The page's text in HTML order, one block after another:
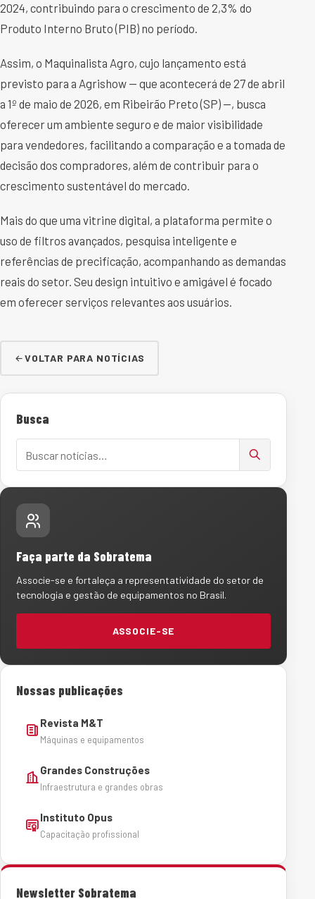
2024, contribuindo para o crescimento de 2,3% do
Produto Interno Bruto (PIB) no período.
Assim, o Maquinalista Agro, cujo lançamento está
previsto para a Agrishow — que acontecerá de 27 de abril
a 1º de maio de 2026, em Ribeirão Preto (SP) —, busca
oferecer um ambiente seguro e de maior visibilidade
para vendedores, facilitando a comparação e a tomada de
decisão dos compradores, além de contribuir para o
crescimento sustentável do mercado.
Mais do que uma vitrine digital, a plataforma permite o
uso de filtros avançados, pesquisa inteligente e
referências de precificação, acompanhando as demandas
reais do setor. Seu design intuitivo e amigável é focado
em oferecer serviços relevantes aos usuários.
VOLTAR PARA NOTÍCIAS
Busca
Faça parte da Sobratema
Associe-se e fortaleça a representatividade do setor de
tecnologia e gestão de equipamentos no Brasil.
ASSOCIE-SE
Nossas publicações
Revista M&T
Máquinas e equipamentos
Grandes Construções
Infraestrutura e grandes obras
Instituto Opus
Capacitação profissional
Newsletter Sobratema